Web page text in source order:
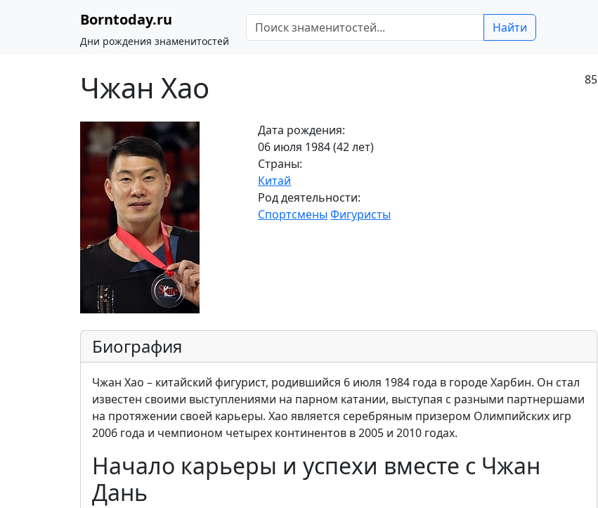
Borntoday.ru
Дни рождения знаменитостей
Найти
Чжан Хао 85
Дата рождения:
06 июля 1984 (42 лет)
Страны:
Китай
Род деятельности:
Спортсмены Фигуристы
Биография
Чжан Хао – китайский фигурист, родившийся 6 июля 1984 года в городе Харбин. Он стал
известен своими выступлениями на парном катании, выступая с разными партнершами
на протяжении своей карьеры. Хао является серебряным призером Олимпийских игр
2006 года и чемпионом четырех континентов в 2005 и 2010 годах.
Начало карьеры и успехи вместе с Чжан
Дань